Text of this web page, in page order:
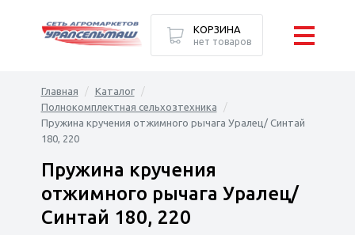
Главная
Каталог
Полнокомплектная сельхозтехника
Пружина кручения отжимного рычага Уралец/ Синтай
180, 220
Пружина кручения
отжимного рычага Уралец/
Синтай 180, 220
КОРЗИНА
нет товаров